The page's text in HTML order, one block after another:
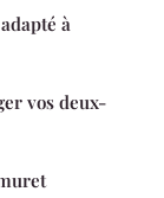
à
vos deux-